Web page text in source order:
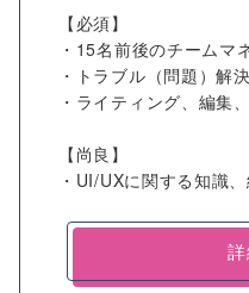
【必須】
・15名前後のチームマ
・トラブル（問題）解
・ライティング、編集
【尚良】
・UI/UXに関する知識